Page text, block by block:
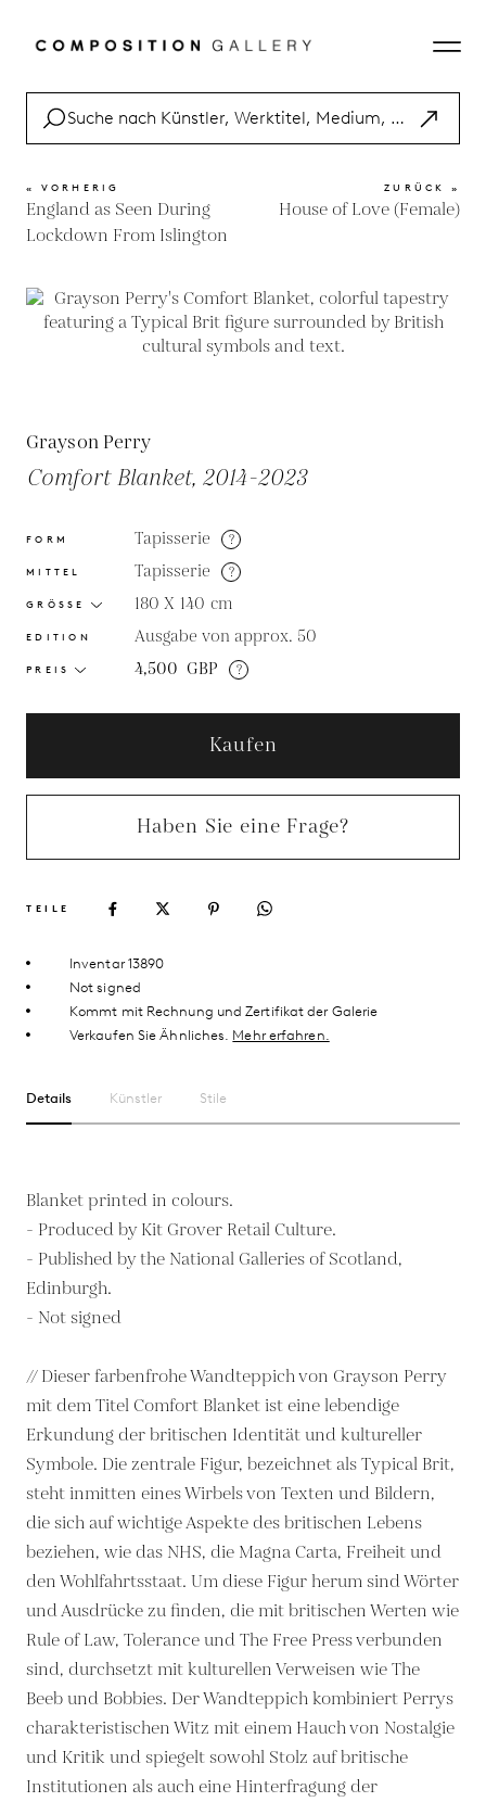
« VORHERIG
England as Seen During
Lockdown From Islington
ZURÜCK »
House of Love (Female)
Grayson Perry
Comfort Blanket, 2014-2023
FORM Tapisserie ?
MITTEL Tapisserie ?
GRÖSSE 180 X 140 cm
EDITION Ausgabe von approx. 50
PREIS 4,500 GBP ?
Kaufen
Haben Sie eine Frage?
TEILE
Inventar 13890
Not signed
Kommt mit Rechnung und Zertifikat der Galerie
Verkaufen Sie Ähnliches. Mehr erfahren.
Details Künstler Stile
Blanket printed in colours.
- Produced by Kit Grover Retail Culture.
- Published by the National Galleries of Scotland,
Edinburgh.
- Not signed
// Dieser farbenfrohe Wandteppich von Grayson Perry
mit dem Titel Comfort Blanket ist eine lebendige
Erkundung der britischen Identität und kultureller
Symbole. Die zentrale Figur, bezeichnet als Typical Brit,
steht inmitten eines Wirbels von Texten und Bildern,
die sich auf wichtige Aspekte des britischen Lebens
beziehen, wie das NHS, die Magna Carta, Freiheit und
den Wohlfahrtsstaat. Um diese Figur herum sind Wörter
und Ausdrücke zu finden, die mit britischen Werten wie
Rule of Law, Tolerance und The Free Press verbunden
sind, durchsetzt mit kulturellen Verweisen wie The
Beeb und Bobbies. Der Wandteppich kombiniert Perrys
charakteristischen Witz mit einem Hauch von Nostalgie
und Kritik und spiegelt sowohl Stolz auf britische
Institutionen als auch eine Hinterfragung der